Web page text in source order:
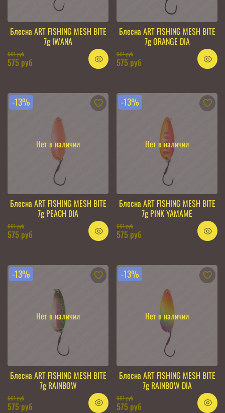
Блесна ART FISHING MESH BITE
7g IWANA
661 руб
575 руб
Блесна ART FISHING MESH BITE
7g ORANGE DIA
661 руб
575 руб
Нет в наличии
-13%
Блесна ART FISHING MESH BITE
7g PEACH DIA
661 руб
575 руб
Нет в наличии
-13%
Блесна ART FISHING MESH BITE
7g PINK YAMAME
661 руб
575 руб
Нет в наличии
-13%
Блесна ART FISHING MESH BITE
7g RAINBOW
661 руб
575 руб
Нет в наличии
-13%
Блесна ART FISHING MESH BITE
7g RAINBOW DIA
661 руб
575 руб